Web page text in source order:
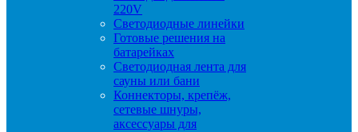
220V
Светодиодные линейки
Готовые решения на
батарейках
Светодиодная лента для
сауны или бани
Коннекторы, крепёж,
сетевые шнуры,
аксессуары для